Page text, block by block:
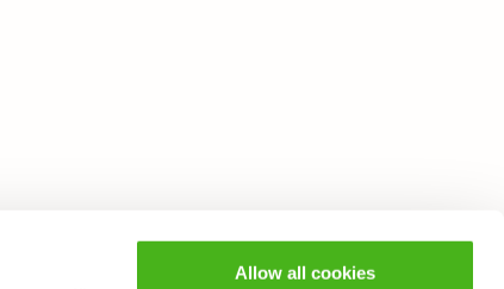
Allow all cookies